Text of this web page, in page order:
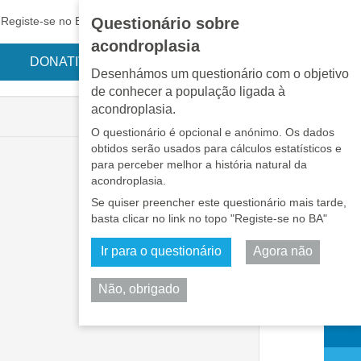
Questionário sobre
acondroplasia
Desenhámos um questionário com o objetivo
de conhecer a população ligada à
acondroplasia.
O questionário é opcional e anónimo. Os dados
obtidos serão usados para cálculos estatísticos e
para perceber melhor a história natural da
acondroplasia.
Se quiser preencher este questionário mais tarde,
basta clicar no link no topo "Registe-se no BA"
Ir para o questionário Agora não
Não, obrigado
Registe-se no BA LOGIN EN • PT • ES
DONATIVOS